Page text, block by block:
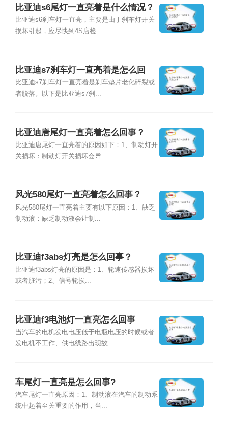
比亚迪s6尾灯一直亮着是什么情况？
比亚迪s6刹车灯一直亮，主要是由于刹车灯开关
损坏引起，应尽快到4S店检...
比亚迪s7刹车灯一直亮着是怎么回
事？
比亚迪s7刹车灯一直亮着是刹车垫片老化碎裂或
者脱落。以下是比亚迪s7刹...
比亚迪唐尾灯一直亮着怎么回事？
比亚迪唐尾灯一直亮着的原因如下：1、制动灯开
关损坏：制动灯开关损坏会导...
风光580尾灯一直亮着怎么回事？
风光580尾灯一直亮着主要有以下原因：1、缺乏
制动液：缺乏制动液会让制...
比亚迪f3abs灯亮是怎么回事？
比亚迪f3abs灯亮的原因是：1、轮速传感器损坏
或者脏污；2、信号轮损...
比亚迪f3电池灯一直亮怎么回事
当汽车的电机发电电压低于电瓶电压的时候或者
发电机不工作、供电线路出现故...
车尾灯一直亮是怎么回事?
汽车尾灯一直亮原因：1、制动液在汽车的制动系
统中起着至关重要的作用，当...